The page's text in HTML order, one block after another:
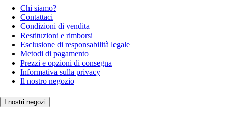
Chi siamo?
Contattaci
Condizioni di vendita
Restituzioni e rimborsi
Esclusione di responsabilità legale
Metodi di pagamento
Prezzi e opzioni di consegna
Informativa sulla privacy
Il nostro negozio
I nostri negozi